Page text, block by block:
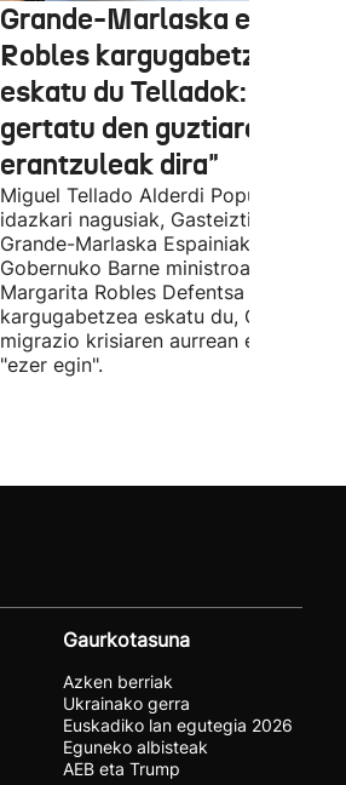
Grande-Marlaska eta
Robles kargugabetzea
eskatu du Telladok:
gertatu den guztiaren
erantzuleak dira"
Miguel Tellado Alderdi Popularraren
idazkari nagusiak, Gasteiztik,
Grande-Marlaska Espainiako
Gobernuko Barne ministroa eta
Margarita Robles Defentsa ministroa
kargugabetzea eskatu du, Ceutako
migrazio krisiaren aurrean ez
"ezer egin".
Gaurkotasuna
Azken berriak
Ukrainako gerra
Euskadiko lan egutegia 2026
Eguneko albisteak
AEB eta Trump